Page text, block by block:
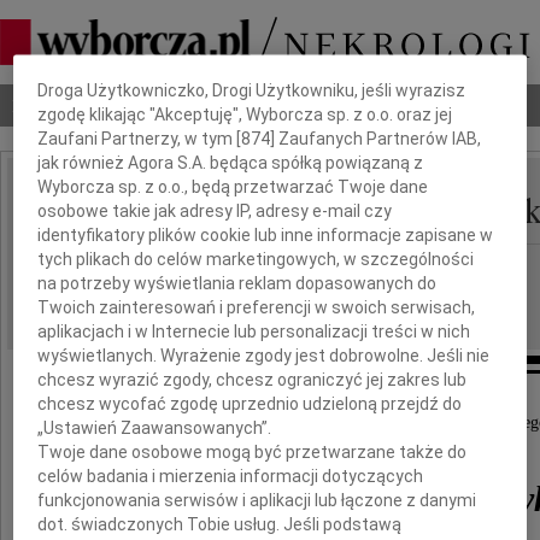
Nekrologi Odeszli Poradnik pogrzebowy
IMIĘ I NAZWISKO: Mieczysław
REGION: Łódź
DATA EMISJI: 14.04.2023
Z głębokim smutkiem przyjąłem wiadomość o śmierci
Mieczysława
Dbamy o Twoją prywatność
Droga Użytkowniczko, Drogi Użytkowniku, jeśli wyrazisz
zgodę klikając "Akceptuję", Wyborcza sp. z o.o. oraz jej
Zaufani Partnerzy, w tym [874 ] Zaufanych Partnerów IAB,
jak również Agora S.A. będąca spółką powiązaną z
Wyborcza sp. z o.o., będą przetwarzać Twoje dane
osobowe takie jak adresy IP, adresy e-mail czy
identyfikatory plików cookie lub inne informacje zapisane w
tych plikach do celów marketingowych, w szczególności
na potrzeby wyświetlania reklam dopasowanych do
Twoich zainteresowań i preferencji w swoich serwisach,
aplikacjach i w Internecie lub personalizacji treści w nich
wyświetlanych. Wyrażenie zgody jest dobrowolne. Jeśli nie
chcesz wyrazić zgody, chcesz ograniczyć jej zakres lub
chcesz wycofać zgodę uprzednio udzieloną przejdź do
„Ustawień Zaawansowanych”.
Twoje dane osobowe mogą być przetwarzane także do
celów badania i mierzenia informacji dotyczących
funkcjonowania serwisów i aplikacji lub łączone z danymi
dot. świadczonych Tobie usług. Jeśli podstawą